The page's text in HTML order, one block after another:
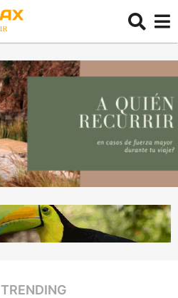
,TRENDING